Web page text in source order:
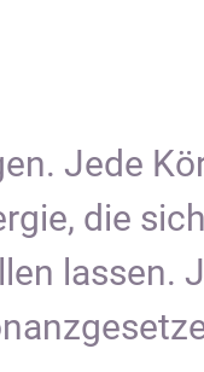
Jede
die
lassen.